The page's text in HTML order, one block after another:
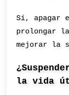
Sí, apagar
prolongar
mejorar la
la vida